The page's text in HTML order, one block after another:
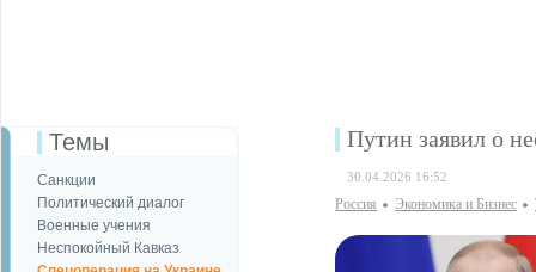
Темы
Санкции
Политический диалог
Военные учения
Неспокойный Кавказ
Путин заявил о
30.04.2026 16:52
Россия Экономика и Бизнес